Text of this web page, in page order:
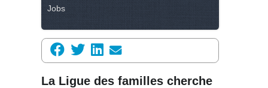
Jobs
La Ligue des familles cherche